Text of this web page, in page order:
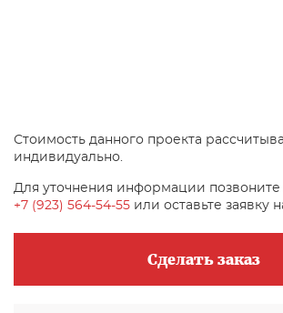
Стоимость данного проекта
индивидуально.
Для уточнения информации позвоните
+7 (923) 564-54-55 или оставьте заявку
Сделать заказ